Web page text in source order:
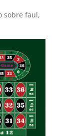
sobre faul,